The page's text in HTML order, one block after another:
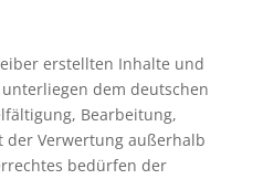
erstellten Inhalte und
dem deutschen
Bearbeitung,
Verwertung außerhalb
bedürfen der